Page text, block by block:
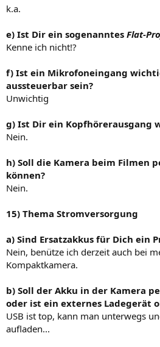
k.a.
e) Ist Dir ein sogenanntes Flat-
Kenne ich nicht!?
f) Ist ein Mikrofoneingang
aussteuerbar sein?
Unwichtig
g) Ist Dir ein Kopfhörerausgang
Nein.
h) Soll die Kamera beim Filmen
können?
Nein.
15) Thema Stromversorgung
a) Sind Ersatzakkus für Dich ein
Nein, benütze ich derzeit auch bei
Kompaktkamera.
b) Soll der Akku in der Kamera
oder ist ein externes Ladegerät
USB ist top, kann man unterwegs
aufladen...